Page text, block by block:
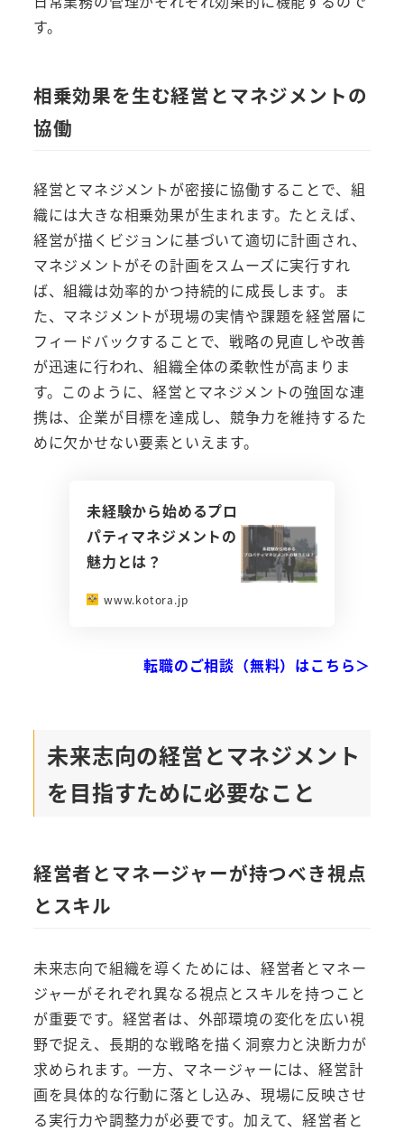
す。
相乗効果を生む経営とマネジメントの
協働
経営とマネジメントが密接に協働することで、組
織には大きな相乗効果が生まれます。たとえば、
経営が描くビジョンに基づいて適切に計画され、
マネジメントがその計画をスムーズに実行すれ
ば、組織は効率的かつ持続的に成長します。ま
た、マネジメントが現場の実情や課題を経営層に
フィードバックすることで、戦略の見直しや改善
が迅速に行われ、組織全体の柔軟性が高まりま
す。このように、経営とマネジメントの強固な連
携は、企業が目標を達成し、競争力を維持するた
めに欠かせない要素といえます。
未経験から始めるプロ
パティマネジメントの
魅力とは？
www.kotora.jp
転職のご相談（無料）はこちら＞
未来志向の経営とマネジメント
を目指すために必要なこと
経営者とマネージャーが持つべき視点
とスキル
未来志向で組織を導くためには、経営者とマネー
ジャーがそれぞれ異なる視点とスキルを持つこと
が重要です。経営者は、外部環境の変化を広い視
野で捉え、長期的な戦略を描く洞察力と決断力が
求められます。一方、マネージャーには、経営計
画を具体的な行動に落とし込み、現場に反映させ
る実行力や調整力が必要です。加えて、経営者と